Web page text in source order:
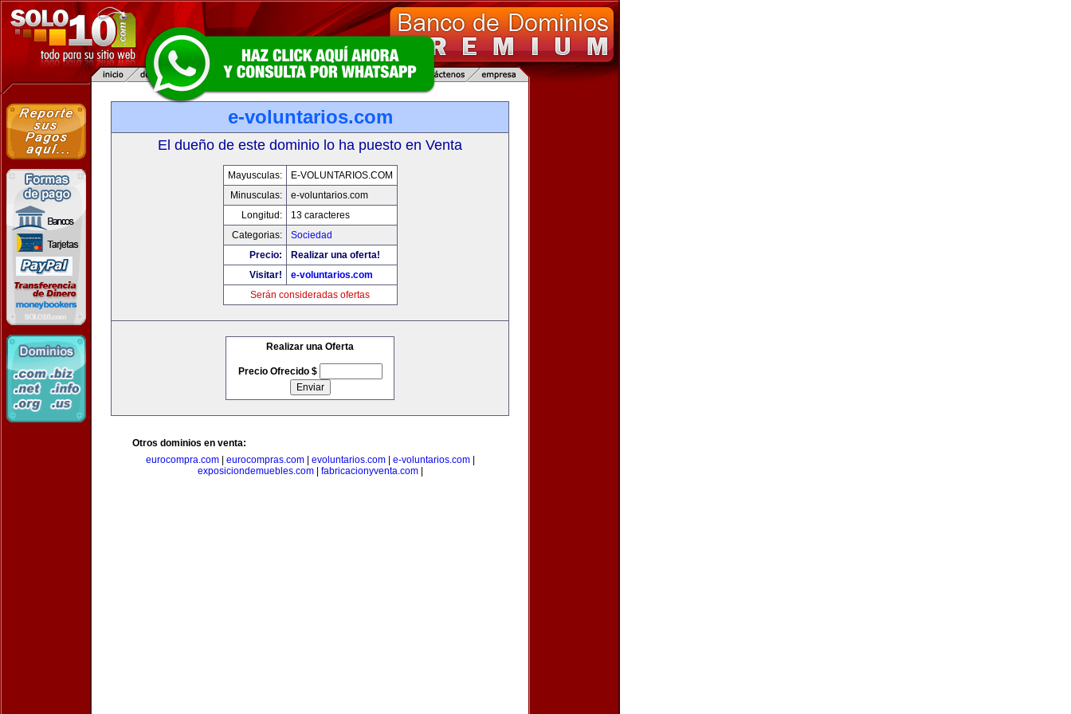
e-voluntarios.com
El dueño de este dominio lo ha puesto en Venta
Mayusculas:
E-VOLUNTARIOS.COM
Minusculas:
e-voluntarios.com
Longitud:
13 caracteres
Categorias:
Sociedad
Precio:
Realizar una oferta!
Visitar!
e-voluntarios.com
Serán consideradas ofertas
Realizar una Oferta
Precio Ofrecido $
Otros dominios en venta:
eurocompra.com| eurocompras.com| evoluntarios.com| e-voluntarios.com|
exposiciondemuebles.com| fabricacionyventa.com|